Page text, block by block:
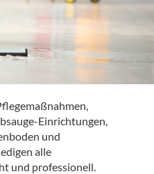
Einrichtungen,
und
alle
und professionell.